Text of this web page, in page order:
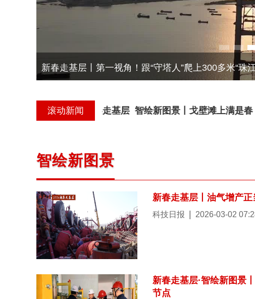
新春走基层丨千里护国宝！他们让唐代“天马”焕新归
滚动新闻
新春走基层 智绘新图景丨戈壁滩上满是春
智绘新图景
新春走基层丨油气增产
科技日报 2026-03-02
新春走基层·智绘新图景
节点